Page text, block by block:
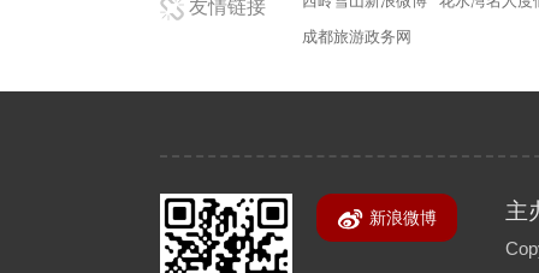
友情链接
成都旅游政务网
新浪微博 主